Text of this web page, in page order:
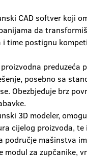
CAD softver koji
da
i time postignu
preduzeća
posebno sa
Obezbjeđuje brz
3D modeler,
cijelog proizvoda, te
područje mašinstva
modul za zupčanike,